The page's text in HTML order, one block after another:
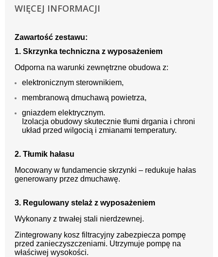
WIĘCEJ INFORMACJI
Zawartość zestawu:
1. Skrzynka techniczna z wyposażeniem
Odporna na warunki zewnętrzne obudowa z:
elektronicznym sterownikiem,
membranową dmuchawą powietrza,
gniazdem elektrycznym.
Izolacja obudowy skutecznie tłumi drgania i chroni
układ przed wilgocią i zmianami temperatury.
2. Tłumik hałasu
Mocowany w fundamencie skrzynki – redukuje hałas
generowany przez dmuchawę.
3. Regulowany stelaż z wyposażeniem
Wykonany z trwałej stali nierdzewnej.
Zintegrowany kosz filtracyjny zabezpiecza pompę
przed zanieczyszczeniami. Utrzymuje pompę na
właściwej wysokości.